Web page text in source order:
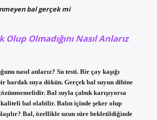
bal gerçek mi
Olup Olmadığını Nasıl Anlarız
nasıl anlarız? Su testi. Bir çay kaşığı
bardak suya dökün. Gerçek bal suyun dibine
Bal suyla çabuk karışıyorsa
kaliteli bal olabilir. Balın içinde şeker olup
Bal, özellikle uzun süre bekletildiğinde